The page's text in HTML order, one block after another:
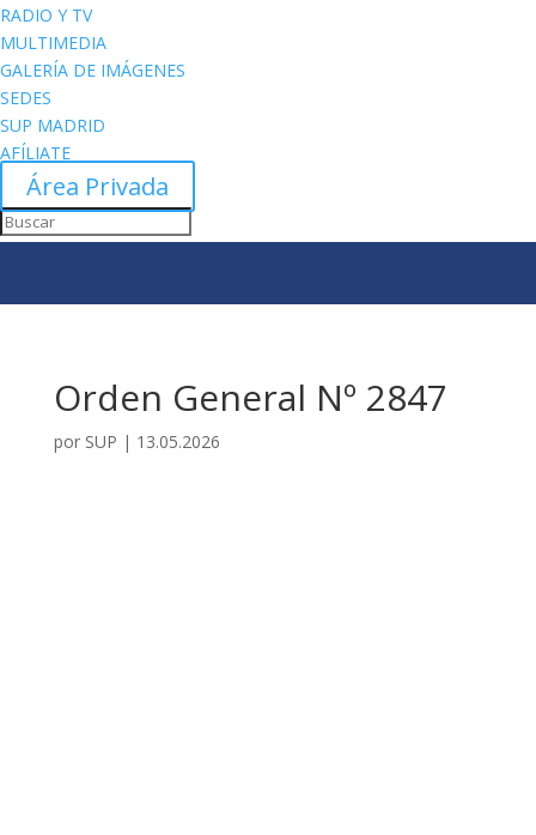
RADIO Y TV
MULTIMEDIA
GALERÍA DE IMÁGENES
SEDES
SUP MADRID
AFÍLIATE
Área Privada
Orden General Nº 2847
por SUP | 13.05.2026